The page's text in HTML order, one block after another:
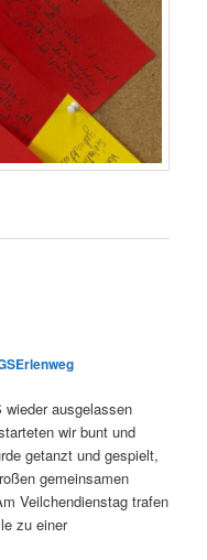
ausgelassen
wir bunt und
getanzt und gespielt,
gemeinsamen
Veilchendienstag trafen
zu einer